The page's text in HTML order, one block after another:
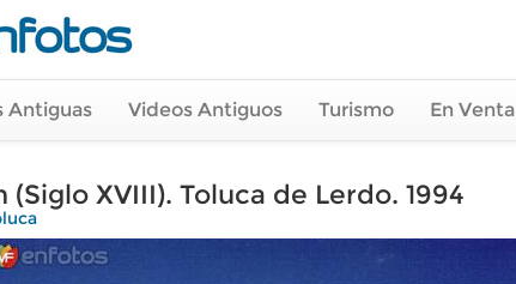
Antiguas Videos Antiguos Turismo En Venta
XVIII). Toluca de Lerdo. 1994